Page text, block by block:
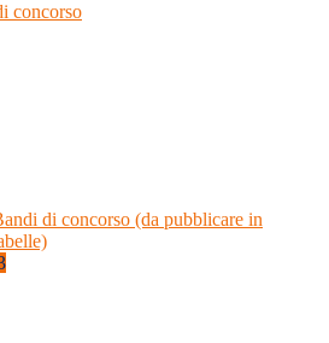
concorso
di concorso (da pubblicare in